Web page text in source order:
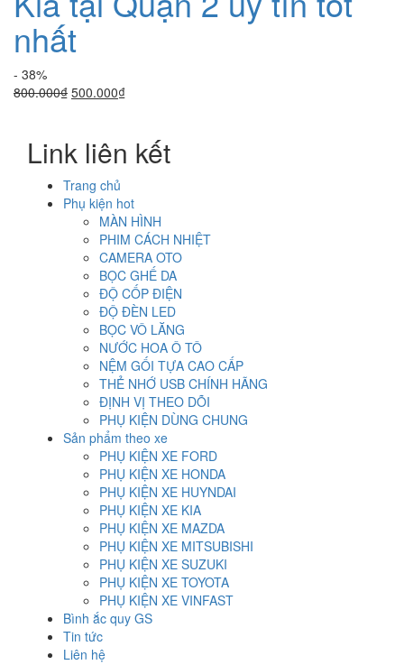
nhất
- 38%
800.000₫ Giá
800.000₫.
500.000₫Giá
là:
500.000₫.
Link liên kết
Trang chủ
Phụ kiện hot
MÀN HÌNH
PHIM CÁCH NHIỆT
CAMERA OTO
BỌC GHẾ DA
ĐỘ CỐP ĐIỆN
ĐỘ ĐÈN LED
BỌC VÔ LĂNG
NƯỚC HOA Ô TÔ
NỆM GỐI TỰA CAO CẤP
THẺ NHỚ USB CHÍNH HÃNG
ĐỊNH VỊ THEO DÕI
PHỤ KIỆN DÙNG CHUNG
Sản phẩm theo xe
PHỤ KIỆN XE FORD
PHỤ KIỆN XE HONDA
PHỤ KIỆN XE HUYNDAI
PHỤ KIỆN XE KIA
PHỤ KIỆN XE MAZDA
PHỤ KIỆN XE MITSUBISHI
PHỤ KIỆN XE SUZUKI
PHỤ KIỆN XE TOYOTA
PHỤ KIỆN XE VINFAST
Bình ắc quy GS
Tin tức
Liên hệ